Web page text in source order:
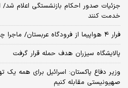
خدمت کنند
فرار ۴ هواپیما از فرودگاه عربستان/ ماجرا چیست؟
پالایشگاه سیزران هدف حمله قرار گرفت
وزیر دفاع پاکستان: اسرائیل برای همه یک
صهیونیستی مقابله کنیم